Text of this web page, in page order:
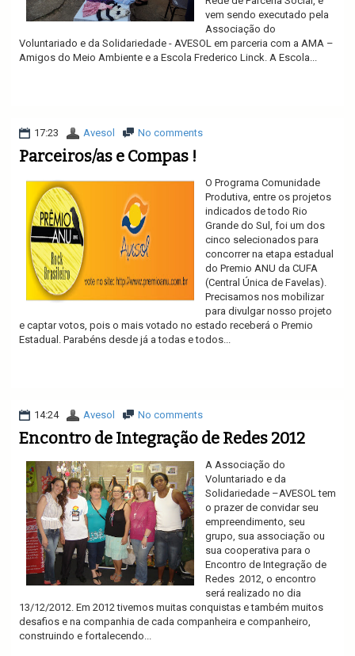
vem sendo executado pela
Associação do
Voluntariado e da Solidariedade - AVESOL em parceria com a AMA –
Amigos do Meio Ambiente e a Escola Frederico Linck. A Escola...
17:23 Avesol No comments
Parceiros/as e Compas !
O Programa Comunidade
Produtiva, entre os projetos
indicados de todo Rio
Grande do Sul, foi um dos
cinco selecionados para
concorrer na etapa estadual
do Premio ANU da CUFA
(Central Única de Favelas).
Precisamos nos mobilizar
para divulgar nosso projeto
e captar votos, pois o mais votado no estado receberá o Premio
Estadual. Parabéns desde já a todas e todos...
14:24 Avesol No comments
Encontro de Integração de Redes 2012
A Associação do
Voluntariado e da
Solidariedade –AVESOL tem
o prazer de convidar seu
empreendimento, seu
grupo, sua associação ou
sua cooperativa para o
Encontro de Integração de
Redes 2012, o encontro
será realizado no dia
13/12/2012. Em 2012 tivemos muitas conquistas e também muitos
desafios e na companhia de cada companheira e companheiro,
construindo e fortalecendo...